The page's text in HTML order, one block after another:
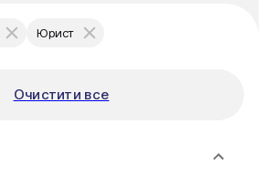
Юрист
Очистити все